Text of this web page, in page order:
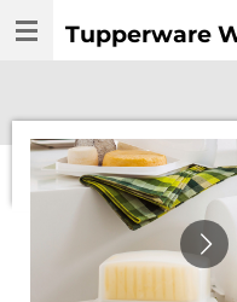
Ga
hoofdinhoud
Tupperware